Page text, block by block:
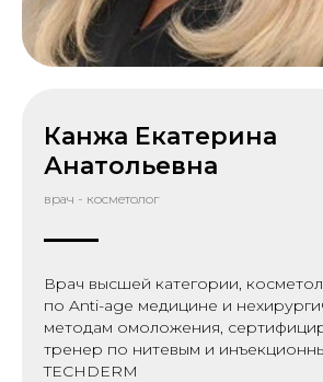
Канжа Екатерина
Анатольевна
врач - косметолог
Врач высшей категории,
по Anti-age медицине и
методам омоложения,
тренер по нитевым и
TECHDERM